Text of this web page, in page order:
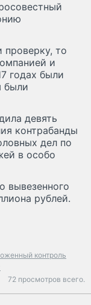
проверку, то
и
годах были
были
девять
контрабанды
дел по
в особо
вывезенного
рублей.
контроль
72 просмотров всего.